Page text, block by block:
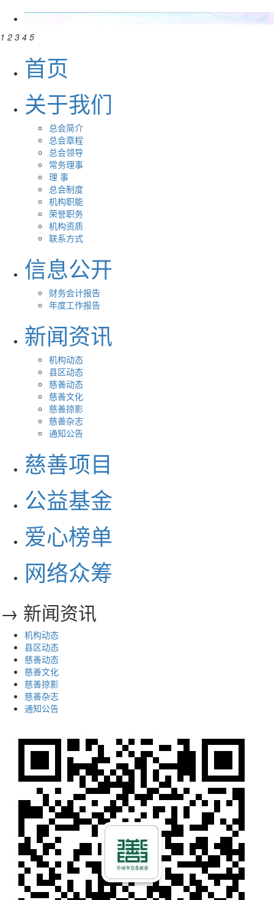
1 2 3 4 5
首页
关于我们
总会简介
总会章程
总会领导
常务理事
理 事
总会制度
机构职能
荣誉职务
机构资质
联系方式
信息公开
财务会计报告
年度工作报告
新闻资讯
机构动态
县区动态
慈善动态
慈善文化
慈善掠影
慈善杂志
通知公告
慈善项目
公益基金
爱心榜单
网络众筹
→ 新闻资讯
机构动态
县区动态
慈善动态
慈善文化
慈善掠影
慈善杂志
通知公告